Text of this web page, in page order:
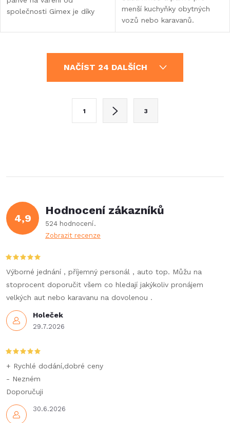
společnosti Gimex je díky
menších prostor karavanu,
menší kuchyňky obytných
vozů nebo karavanů.
í
p
v
k
y
v
ý
p
i
s
NAČÍST 24 DALŠÍCH
k
v
á
n
1 3
4,9
Hodnocení zákazníků
524 hodnocení
Zobrazit recenze
Holeček
29.7.2026
Výborné jednání , příjemný personál , auto top. Můžu na
stoprocent doporučit všem co hledají jakýkoliv pronájem
velkých aut nebo karavanu na dovolenou .
30.6.2026
+ Rychlé dodání,dobré ceny
- Nezném
Doporučuji